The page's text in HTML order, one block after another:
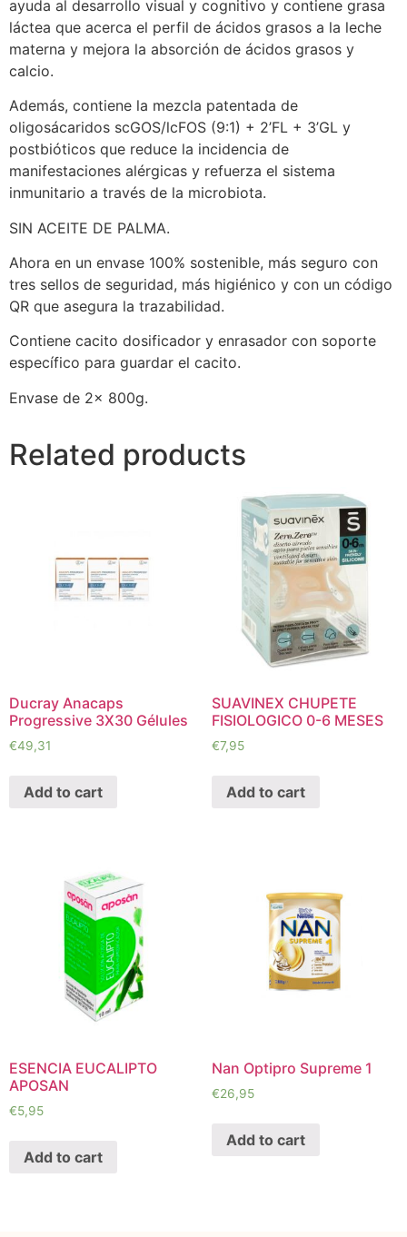
ayuda al desarrollo visual y cognitivo y contiene grasa
láctea que acerca el perfil de ácidos grasos a la leche
materna y mejora la absorción de ácidos grasos y
calcio.
Además, contiene la mezcla patentada de
oligosácaridos scGOS/lcFOS (9:1) + 2’FL + 3’GL y
postbióticos que reduce la incidencia de
manifestaciones alérgicas y refuerza el sistema
inmunitario a través de la microbiota.
SIN ACEITE DE PALMA.
Ahora en un envase 100% sostenible, más seguro con
tres sellos de seguridad, más higiénico y con un código
QR que asegura la trazabilidad.
Contiene cacito dosificador y enrasador con soporte
específico para guardar el cacito.
Envase de 2x 800g.
Related products
Ducray Anacaps
Progressive 3X30 Gélules
€49,31
Add to cart
SUAVINEX CHUPETE
FISIOLOGICO 0-6 MESES
€7,95
Add to cart
ESENCIA EUCALIPTO
APOSAN
€5,95
Add to cart
Nan Optipro Supreme 1
€26,95
Add to cart